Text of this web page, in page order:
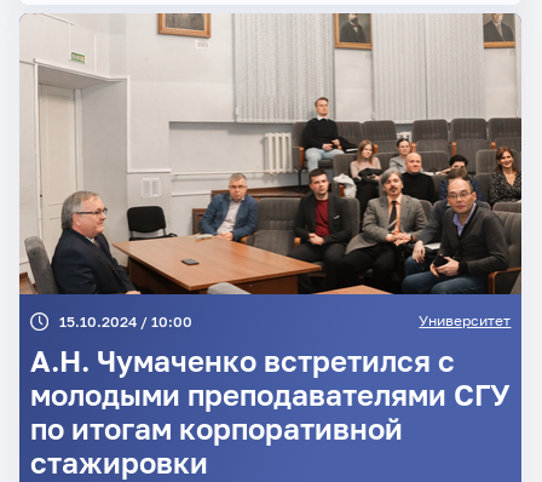
сценические показы театрального и
танцевального этапов.
15.10.2024 / 10:00 Университет
А.Н. Чумаченко встретился с
молодыми преподавателями СГУ
по итогам корпоративной
стажировки